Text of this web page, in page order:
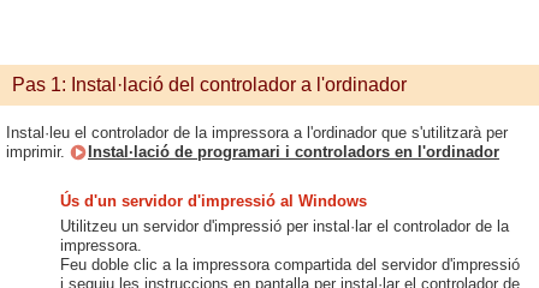
Pas 1: Instal·lació del controlador a l'ordinador
Instal·leu el controlador de la impressora a l'ordinador que s'utilitzarà per
imprimir.
Instal·lació de programari i controladors en l'ordinador
Ús d'un servidor d'impressió al Windows
Utilitzeu un servidor d'impressió per instal·lar el controlador de la
impressora.
Feu doble clic a la impressora compartida del servidor d'impressió
i seguiu les instruccions en pantalla per instal·lar el controlador de